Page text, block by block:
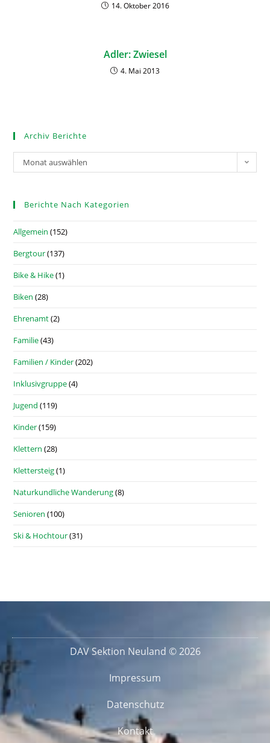
14. Oktober 2016
Adler: Zwiesel
4. Mai 2013
Archiv Berichte
Monat auswählen
Berichte Nach Kategorien
Allgemein (152)
Bergtour(137)
Bike & Hike(1)
Biken (28)
Ehrenamt(2)
Familie(43)
Familien / Kinder(202)
Inklusivgruppe(4)
Jugend (119)
Kinder(159)
Klettern (28)
Klettersteig(1)
Naturkundliche Wanderung(8)
Senioren (100)
Ski & Hochtour(31)
DAV Sektion Neuland © 2026
Impressum
Datenschutz
Kontakt